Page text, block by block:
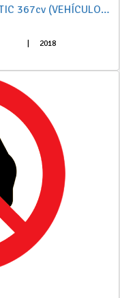
MERCEDES – Clase GLC AMG 43 4MATIC 367cv (VEHÍCULO NACIONAL)
2018